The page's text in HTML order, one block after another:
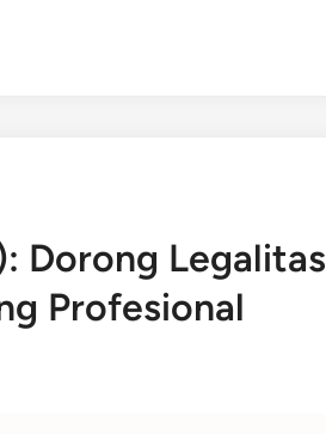
Dorong Legalitas
Profesional